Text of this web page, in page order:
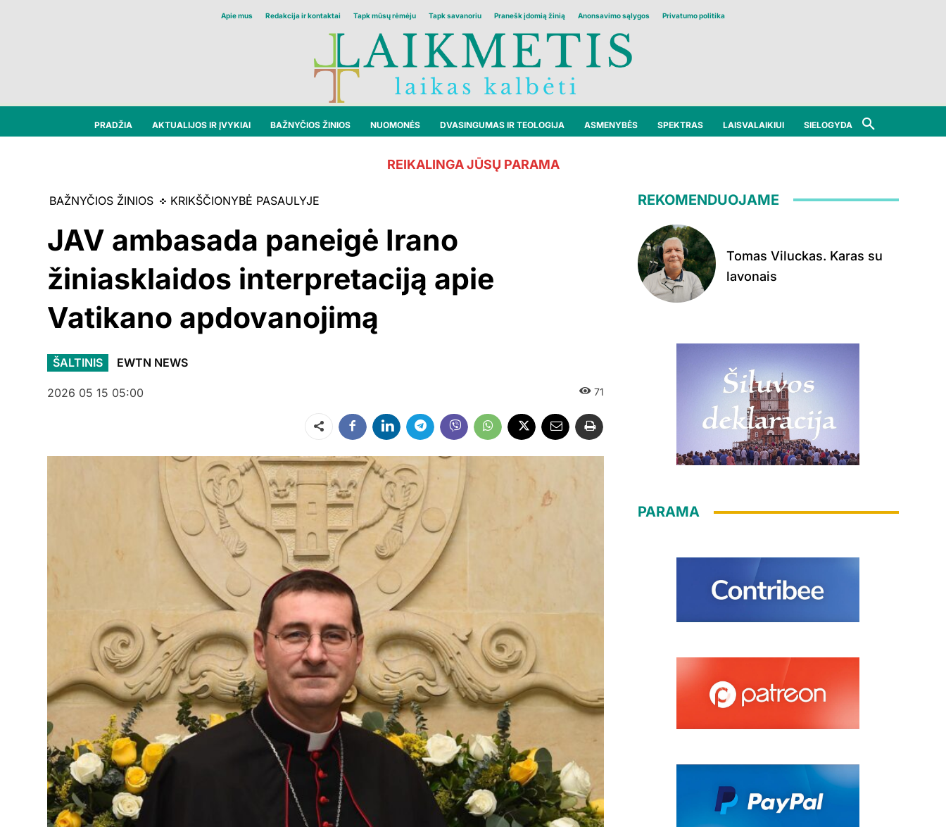
Apie mus Redakcija ir kontaktai Tapk mūsų rėmėju Tapk savanoriu Pranešk įdomią žinią Anonsavimo sąlygos Privatumo politika
PRADŽIA AKTUALIJOS IR ĮVYKIAI BAŽNYČIOS ŽINIOS NUOMONĖS DVASINGUMAS IR TEOLOGIJA ASMENYBĖS SPEKTRAS LAISVALAIKIUI SIELOGYDA
REIKALINGA JŪSŲ PARAMA
BAŽNYČIOS ŽINIOS KRIKŠČIONYBĖ PASAULYJE
JAV ambasada paneigė Irano
žiniasklaidos interpretaciją apie
Vatikano apdovanojimą
ŠALTINIS EWTN NEWS
2026 05 15 05:00 71
Dalintis
REKOMENDUOJAME
Tomas Viluckas. Karas su
lavonais
PARAMA